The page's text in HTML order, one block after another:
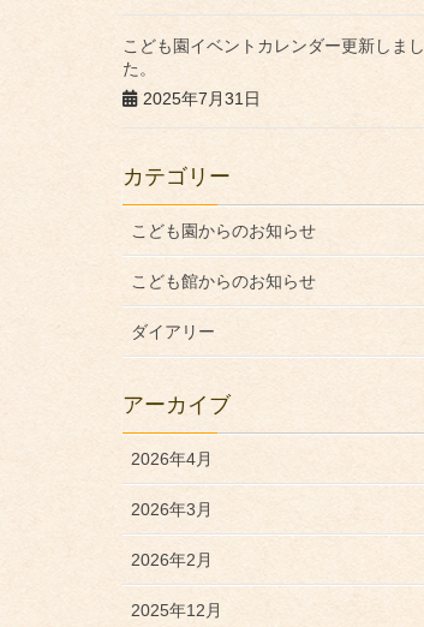
こども園イベントカレンダー更新しまし
た。
2025年7月31日
カテゴリー
こども園からのお知らせ
こども館からのお知らせ
ダイアリー
アーカイブ
2026年4月
2026年3月
2026年2月
2025年12月